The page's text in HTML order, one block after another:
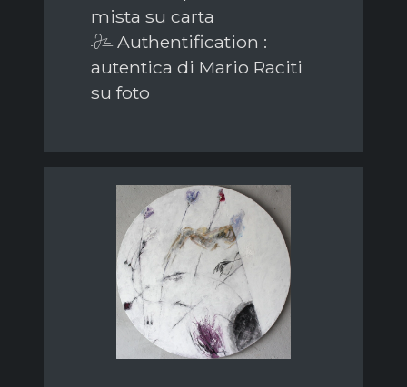
mista su carta
Authentification :
autentica di Mario Raciti
su foto